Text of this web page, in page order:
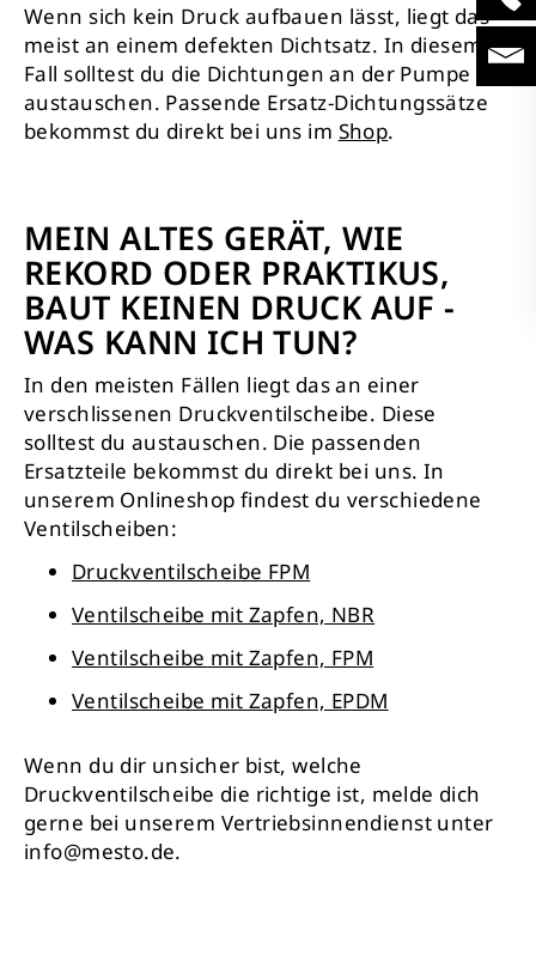
Wenn sich kein Druck aufbauen lässt, liegt das
meist an einem defekten Dichtsatz. In diesem
Fall solltest du die Dichtungen an der Pumpe
austauschen. Passende Ersatz-Dichtungssätze
bekommst du direkt bei uns im Shop.
MEIN ALTES GERÄT, WIE
REKORD ODER PRAKTIKUS,
BAUT KEINEN DRUCK AUF -
WAS KANN ICH TUN?
In den meisten Fällen liegt das an einer
verschlissenen Druckventilscheibe. Diese
solltest du austauschen. Die passenden
Ersatzteile bekommst du direkt bei uns. In
unserem Onlineshop findest du verschiedene
Ventilscheiben:
Druckventilscheibe FPM
Ventilscheibe mit Zapfen, NBR
Ventilscheibe mit Zapfen, FPM
Ventilscheibe mit Zapfen, EPDM
Wenn du dir unsicher bist, welche
Druckventilscheibe die richtige ist, melde dich
gerne bei unserem Vertriebsinnendienst unter
info@mesto.de.